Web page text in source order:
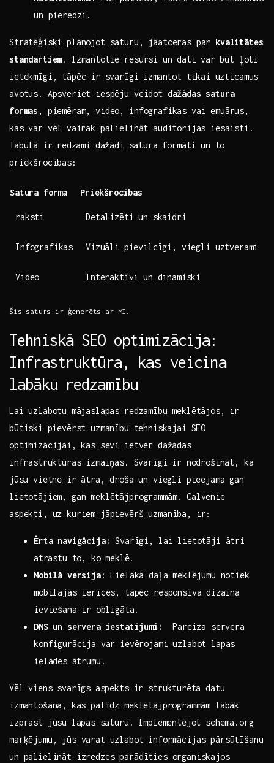
‌un pieredzi.
Stratēģiski plānojot saturu, jāatceras par kvalitātes
standartiem. Izmantotie resursi⁤ un⁤ dati⁢ var ⁤būt‍ ļoti⁤
ietekmīgi, tāpēc ir ⁢svarīgi ⁢izmantot ‍tikai⁣ uzticamus
avotus. Apsveriet iespēju veidot dažādas satura
formas , piemēram, video, infografikas ‍vai emuārus,
kas var vēl⁣ vairāk palielināt auditorijas iesaisti.
Tabulā ⁣ir⁣ redzami dažādi ⁢satura formāti un to
‍priekšrocības:
Satura‌ forma Priekšrocības
raksti Detalizēti un skaidri
Infografikas Vizuāli pievilcīgi, viegli uztverami
Video Interaktīvi un dinamiski
Šis⁤ saturs ir ģenerēts ar⁤ MI.
Tehniskā ‌SEO optimizācija:
Infrastruktūra,‌ kas veicina
labāku redzamību
Lai uzlabotu ⁣mājaslapas redzamību meklētājos, ir⁣
būtiski ⁢pievērst uzmanību ⁤tehniskajai SEO
optimizācijai,⁤ kas sevī ietver dažādas
⁢infrastruktūras izmaiņas. ⁤Svarīgi ir nodrošināt, ka
⁢jūsu vietne ir ātra,⁢ droša un viegli pieejama gan
lietotājiem, gan meklētājprogrammām. Galvenie
aspekti, uz kuriem jāpievērš uzmanība, ir:
Ērta navigācija: Svarīgi, lai lietotāji ātri
⁤atrastu to, ko⁢ meklē.
Mobilā versija: Lielākā ⁣daļa meklējumu notiek
mobilajās ierīcēs, tāpēc responsīva ⁢dizaina
ieviešana ir ⁢obligāta.
DNS un servera iestatījumi:
⁤ Pareiza servera
konfigurācija var ievērojami ​uzlabot lapas
ielādes⁣ ātrumu.
Vēl viens ⁤svarīgs⁤ aspekts ir strukturēta datu
izmantošana,⁣ kas palīdz ‌meklētājprogrammām labāk
izprast jūsu⁤ lapas ⁢saturu. ‌Implementējot schema.org
marķējumu, jūs varat uzlabot‍ informācijas pārsūtīšanu
un palielināt izredzes parādīties organiskajos